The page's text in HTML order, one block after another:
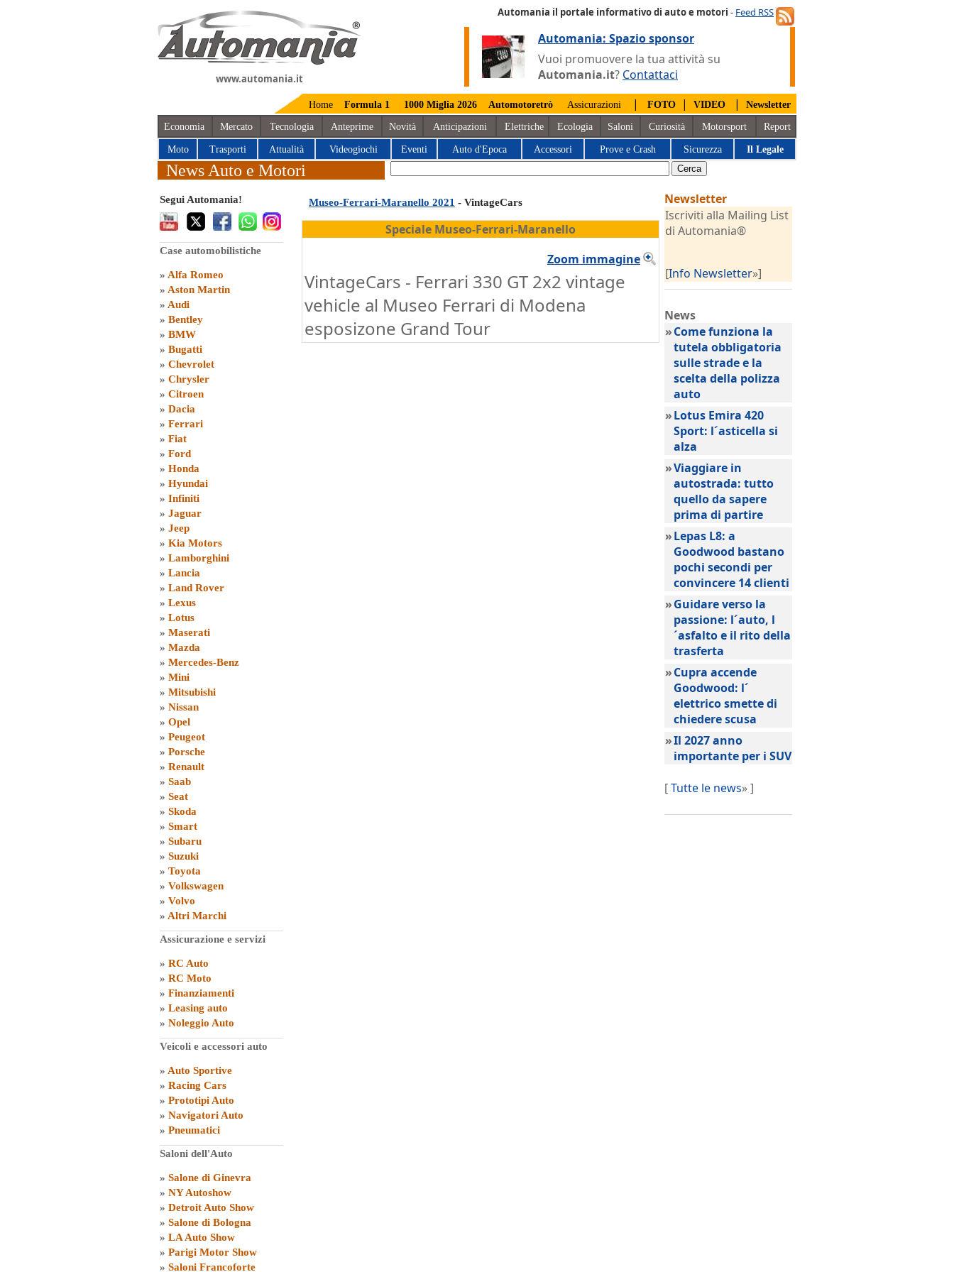
www.automania.it
Automania il portale informativo di auto e motori - Feed RSS
Automania: Spazio sponsor
Vuoi promuovere la tua attività su
Automania.it? Contattaci
Home Formula 1 1000 Miglia 2026 Automotoretrò Assicurazioni | FOTO | VIDEO | Newsletter
Economia Mercato Tecnologia Anteprime Novità Anticipazioni Elettriche Ecologia Saloni Curiosità Motorsport Report
Moto Trasporti Attualità Videogiochi Eventi Auto d'Epoca Accessori Prove e Crash Sicurezza Il Legale
News Auto e Motori
Segui Automania!
Case automobilistiche
» Alfa Romeo
» Aston Martin
» Audi
» Bentley
» BMW
» Bugatti
» Chevrolet
» Chrysler
» Citroen
» Dacia
» Ferrari
» Fiat
» Ford
» Honda
» Hyundai
» Infiniti
» Jaguar
» Jeep
» Kia Motors
» Lamborghini
» Lancia
» Land Rover
» Lexus
» Lotus
» Maserati
» Mazda
» Mercedes-Benz
» Mini
» Mitsubishi
» Nissan
» Opel
» Peugeot
» Porsche
» Renault
» Saab
» Seat
» Skoda
» Smart
» Subaru
» Suzuki
» Toyota
» Volkswagen
» Volvo
» Altri Marchi
Assicurazione e servizi
» RC Auto
» RC Moto
» Finanziamenti
» Leasing auto
» Noleggio Auto
Veicoli e accessori auto
» Auto Sportive
» Racing Cars
» Prototipi Auto
» Navigatori Auto
» Pneumatici
Saloni dell'Auto
» Salone di Ginevra
» NY Autoshow
» Detroit Auto Show
» Salone di Bologna
» LA Auto Show
» Parigi Motor Show
» Saloni Francoforte
Museo-Ferrari-Maranello 2021 - VintageCars
Speciale Museo-Ferrari-Maranello
Zoom immagine
VintageCars - Ferrari 330 GT 2x2 vintage
vehicle al Museo Ferrari di Modena
esposizone Grand Tour
Newsletter
Iscriviti alla Mailing List
di Automania®
[Info Newsletter»]
News
»Come funziona la
tutela obbligatoria
sulle strade e la
scelta della polizza
auto
»Lotus Emira 420
Sport: l´asticella si
alza
»Viaggiare in
autostrada: tutto
quello da sapere
prima di partire
»Lepas L8: a
Goodwood bastano
pochi secondi per
convincere 14 clienti
»Guidare verso la
passione: l´auto, l
´asfalto e il rito della
trasferta
»Cupra accende
Goodwood: l´
elettrico smette di
chiedere scusa
»Il 2027 anno
importante per i SUV
[Tutte le news» ]